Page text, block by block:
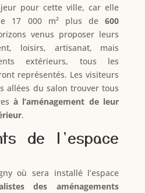
pour cette ville, car elle
17 000 m² plus de600
venus proposer leurs
loisirs, artisanat, mais
extérieurs, tous les
représentés. Les visiteurs
allées du salon trouver tous
à l’aménagement de leur
.
de l’espace
où sera installé l’espace
des aménagements